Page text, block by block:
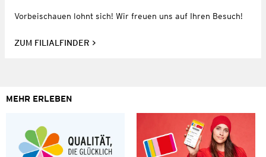
Vorbeischauen lohnt sich! Wir freuen uns auf Ihren Besuch!
ZUM FILIALFINDER
MEHR ERLEBEN